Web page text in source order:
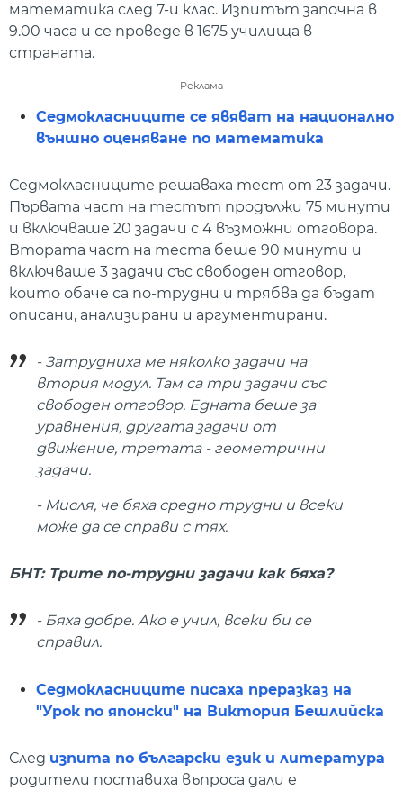
математика след 7-и клас. Изпитът започна в
9.00 часа и се проведе в 1675 училища в
страната.
Реклама
Седмокласниците се явяват на национално
външно оценяване по математика
Седмокласниците решаваха тест от 23 задачи.
Първата част на тестът продължи 75 минути
и включваше 20 задачи с 4 възможни отговора.
Втората част на теста беше 90 минути и
включваше 3 задачи със свободен отговор,
които обаче са по-трудни и трябва да бъдат
описани, анализирани и аргументирани.
- Затрудниха ме няколко задачи на
втория модул. Там са три задачи със
свободен отговор. Едната беше за
уравнения, другата задачи от
движение, третата - геометрични
задачи.
- Мисля, че бяха средно трудни и всеки
може да се справи с тях.
БНТ: Трите по-трудни задачи как бяха?
- Бяха добре. Ако е учил, всеки би се
справил.
Седмокласниците писаха преразказ на
"Урок по японски" на Виктория Бешлийска
След изпита по български език и литература
родители поставиха въпроса дали е